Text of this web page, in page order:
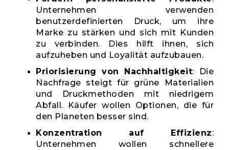
Unternehmen verwenden
benutzerdefinierten Druck, um ihre
Marke zu stärken und sich mit Kunden
zu verbinden. Dies hilft ihnen, sich
aufzuheben und Loyalität aufzubauen.
Priorisierung von Nachhaltigkeit: Die
Nachfrage steigt für grüne Materialien
und Druckmethoden mit niedrigem
Abfall. Käufer wollen Optionen, die für
den Planeten besser sind.
Konzentration auf Effizienz:
Unternehmen wollen schnellere